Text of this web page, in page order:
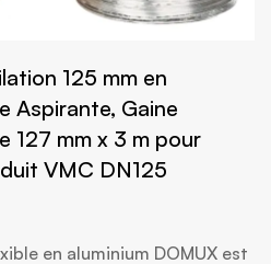
125 mm en
Aspirante, Gaine
127 mm x 3 m pour
VMC DN125
en aluminium DOMUX est